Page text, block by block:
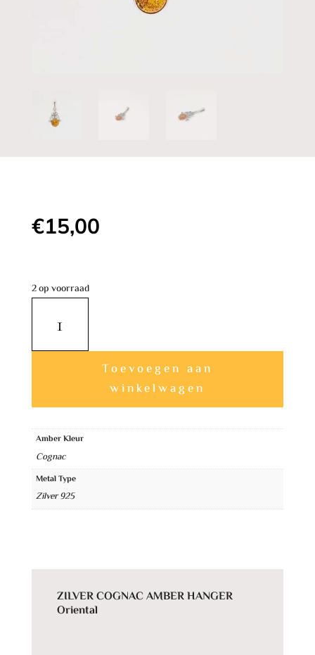
€15,00
2 op voorraad
Cgnac
aantal
Toevoegen aan
winkelwagen
Amber Kleur
Cognac
Metal Type
Zilver 925
ZILVER COGNAC AMBER HANGER
Oriental